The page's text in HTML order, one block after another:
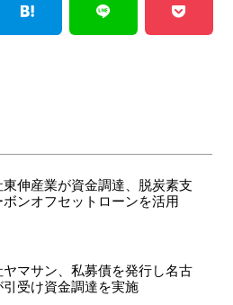
伸産業が資金調達、脱炭素支
ンオフセットローンを活用
ヤマサン、私募債を発行し名古
引受け資金調達を実施